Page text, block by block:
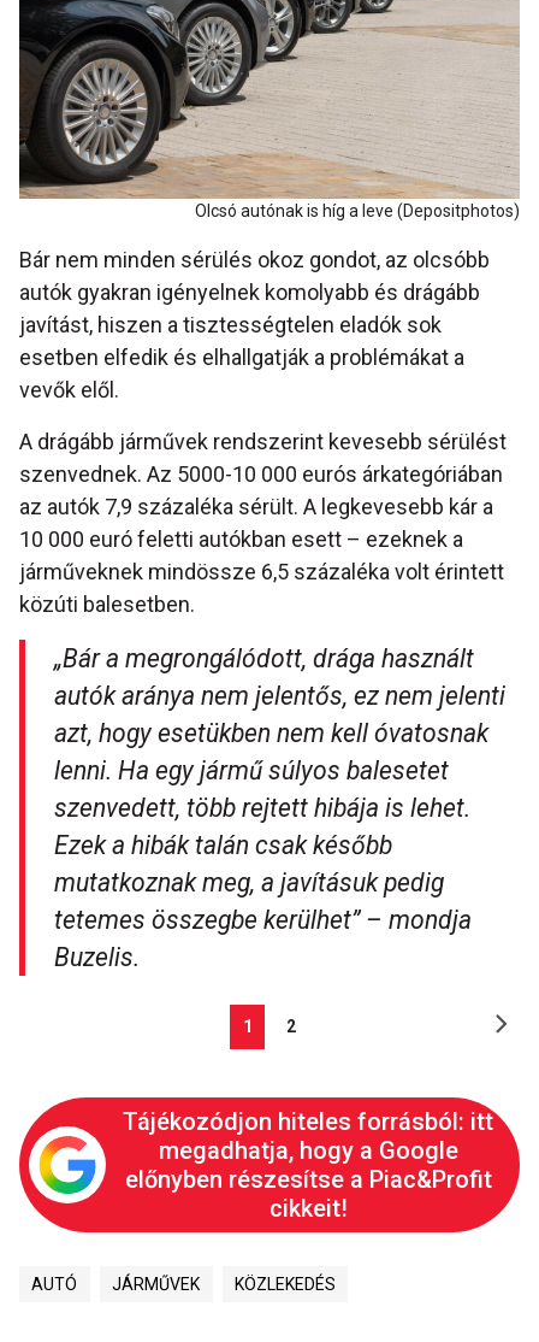
Olcsó autónak is híg a leve (Depositphotos)
Bár nem minden sérülés okoz gondot, az olcsóbb
autók gyakran igényelnek komolyabb és drágább
javítást, hiszen a tisztességtelen eladók sok
esetben elfedik és elhallgatják a problémákat a
vevők elől.
A drágább járművek rendszerint kevesebb sérülést
szenvednek. Az 5000-10 000 eurós árkategóriában
az autók 7,9 százaléka sérült. A legkevesebb kár a
10 000 euró feletti autókban esett – ezeknek a
járműveknek mindössze 6,5 százaléka volt érintett
közúti balesetben.
„Bár a megrongálódott, drága használt
autók aránya nem jelentős, ez nem jelenti
azt, hogy esetükben nem kell óvatosnak
lenni. Ha egy jármű súlyos balesetet
szenvedett, több rejtett hibája is lehet.
Ezek a hibák talán csak később
mutatkoznak meg, a javításuk pedig
tetemes összegbe kerülhet” – mondja
Buzelis.
1 2
Tájékozódjon hiteles forrásból: itt
megadhatja, hogy a Google
előnyben részesítse a Piac&Profit
cikkeit!
AUTÓ JÁRMŰVEK KÖZLEKEDÉS